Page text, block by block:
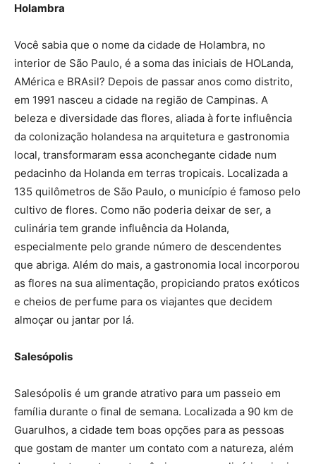
Holambra
Você sabia que o nome da cidade de Holambra, no
interior de São Paulo, é a soma das iniciais de HOLanda,
AMérica e BRAsil? Depois de passar anos como distrito,
em 1991 nasceu a cidade na região de Campinas. A
beleza e diversidade das flores, aliada à forte influência
da colonização holandesa na arquitetura e gastronomia
local, transformaram essa aconchegante cidade num
pedacinho da Holanda em terras tropicais. Localizada a
135 quilômetros de São Paulo, o município é famoso pelo
cultivo de flores. Como não poderia deixar de ser, a
culinária tem grande influência da Holanda,
especialmente pelo grande número de descendentes
que abriga. Além do mais, a gastronomia local incorporou
as flores na sua alimentação, propiciando pratos exóticos
e cheios de perfume para os viajantes que decidem
almoçar ou jantar por lá.
Salesópolis
Salesópolis é um grande atrativo para um passeio em
família durante o final de semana. Localizada a 90 km de
Guarulhos, a cidade tem boas opções para as pessoas
que gostam de manter um contato com a natureza, além